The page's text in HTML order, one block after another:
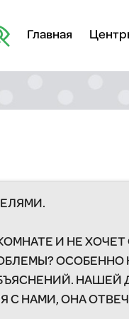
Главная
И НЕ
ОСОБЕННО
НАШЕЙ
НАМИ, ОНА